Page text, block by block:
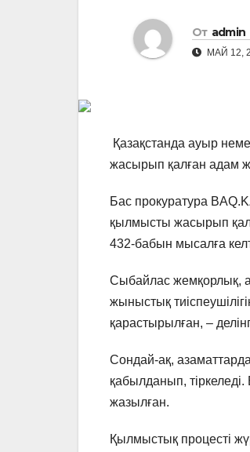
От admin
МАЙ 12,
Қазақстанда ауыр
жасырып қалған адам
Бас прокуратура
қылмысты жасырып
432-бабын мысалға
Сыбайлас жемқорлық,
жыныстық
қарастырылған, –
Сондай-ақ,
қабылданып,
жазылған.
Қылмыстық процесті